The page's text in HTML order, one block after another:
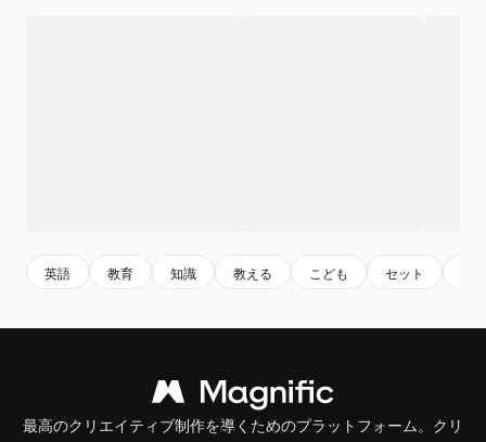
英語 教育 知識 教える こども セット
最高のクリエイティブ制作を導くためのプラットフォーム。クリ